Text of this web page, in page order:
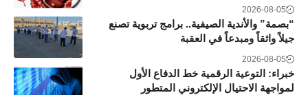
2026-08-05
“بصمة” والأندية الصيفية.. برامج تربوية تصنع
جيلاً واثقاً ومبدعاً في العقبة
2026-08-05
خبراء: التوعية الرقمية خط الدفاع الأول
لمواجهة الاحتيال الإلكتروني المتطور